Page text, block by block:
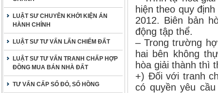
LUẬT SƯ CHUYÊN KHỞI KIỆN ÁN
HÀNH CHÍNH
LUẬT SƯ TƯ VẤN LẤN CHIẾM ĐẤT
LUẬT SƯ TƯ VẤN TRANH CHẤP HỢP
ĐỒNG MUA BÁN NHÀ ĐẤT
TƯ VẤN CẤP SỔ ĐỎ, SỔ HỒNG
hiện theo quy
2012. Biên bản
động tập thể.
– Trong trường
hai bên không
hòa giải thành thì
+) Đối với tranh
có quyền yêu